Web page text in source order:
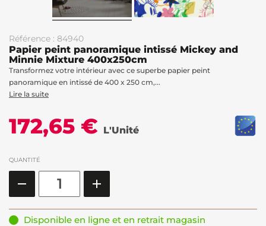
Référence : 84940
Papier peint panoramique intissé Mickey and
Minnie Mixture 400x250cm
Transformez votre intérieur avec ce superbe papier peint
panoramique en intissé de 400 x 250 cm,...
Lire la suite
172,65 € L'Unité
QUANTITÉ
Disponible en ligne et en retrait magasin